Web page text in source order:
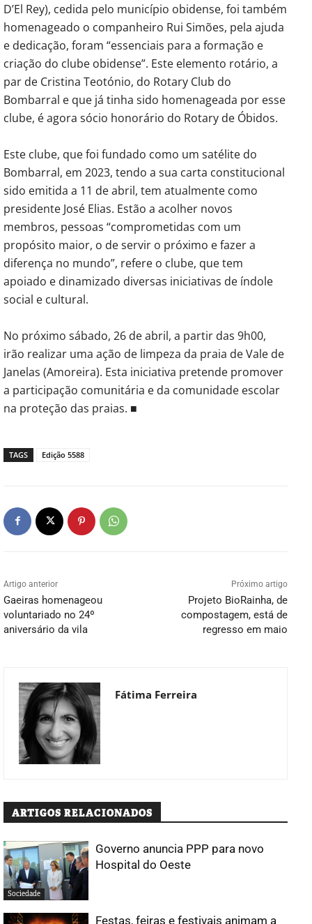
D’El Rey), cedida pelo município obidense, foi também
homenageado o companheiro Rui Simões, pela ajuda
e dedicação, foram “essenciais para a formação e
criação do clube obidense”. Este elemento rotário, a
par de Cristina Teotónio, do Rotary Club do
Bombarral e que já tinha sido homenageada por esse
clube, é agora sócio honorário do Rotary de Óbidos.
Este clube, que foi fundado como um satélite do
Bombarral, em 2023, tendo a sua carta constitucional
sido emitida a 11 de abril, tem atualmente como
presidente José Elias. Estão a acolher novos
membros, pessoas “comprometidas com um
propósito maior, o de servir o próximo e fazer a
diferença no mundo”, refere o clube, que tem
apoiado e dinamizado diversas iniciativas de índole
social e cultural.
No próximo sábado, 26 de abril, a partir das 9h00,
irão realizar uma ação de limpeza da praia de Vale de
Janelas (Amoreira). Esta iniciativa pretende promover
a participação comunitária e da comunidade escolar
na proteção das praias. ■
TAGS Edição 5588
Artigo anterior
Gaeiras homenageou
voluntariado no 24º
aniversário da vila
Próximo artigo
Projeto BioRainha, de
compostagem, está de
regresso em maio
Fátima Ferreira
ARTIGOS RELACIONADOS
Sociedade
Governo anuncia PPP para novo
Hospital do Oeste
Festas, feiras e festivais animam a